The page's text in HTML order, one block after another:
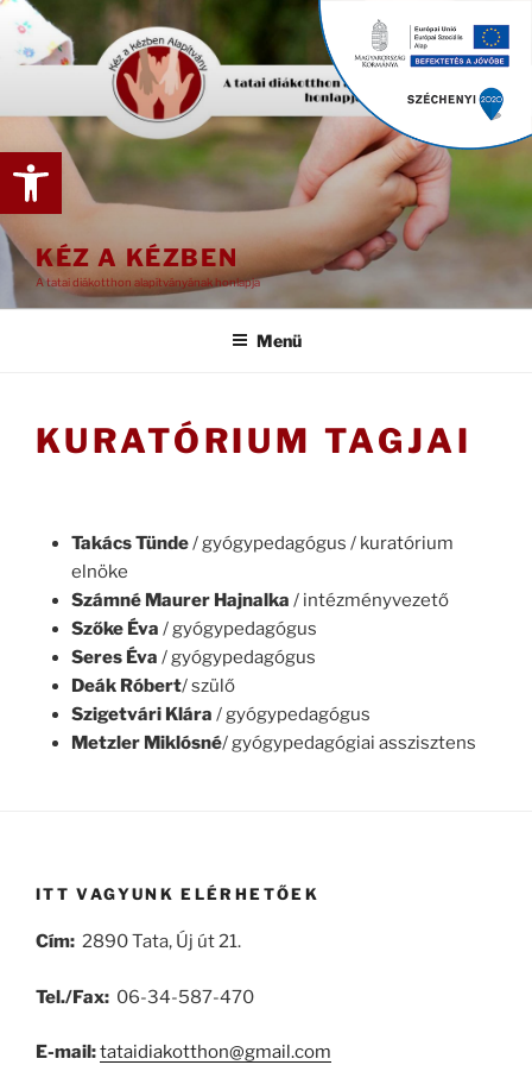
Eszköztár megnyitása
Tartalomhoz
KÉZ A KÉZBEN
A tatai diákotthon alapítványának honlapja
Menü
KURATÓRIUM TAGJAI
Takács Tünde/ gyógypedagógus / kuratórium
elnöke
Számné Maurer Hajnalka / intézményvezető
Szőke Éva / gyógypedagógus
Seres Éva / gyógypedagógus
Deák Róbert/ szülő
Szigetvári Klára / gyógypedagógus
Metzler Miklósné/ gyógypedagógiai asszisztens
ITT VAGYUNK ELÉRHETŐEK
Cím: 2890 Tata, Új út 21.
Tel./Fax: 06-34-587-470
E-mail:tataidiakotthon@gmail.com